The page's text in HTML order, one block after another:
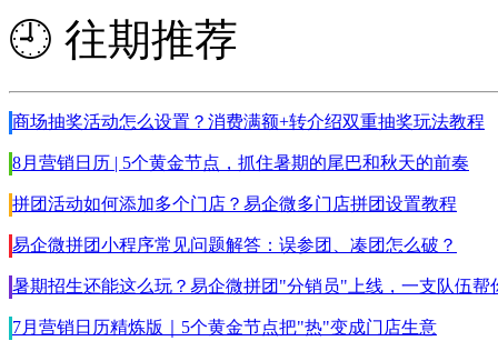
🕘 往期推荐
商场抽奖活动怎么设置？消费满额+转介绍双重抽奖玩法教程
8月营销日历 | 5个黄金节点，抓住暑期的尾巴和秋天的前奏
拼团活动如何添加多个门店？易企微多门店拼团设置教程
易企微拼团小程序常见问题解答：误参团、凑团怎么破？
暑期招生还能这么玩？易企微拼团"分销员"上线，一支队伍帮
7月营销日历精炼版｜5个黄金节点把"热"变成门店生意